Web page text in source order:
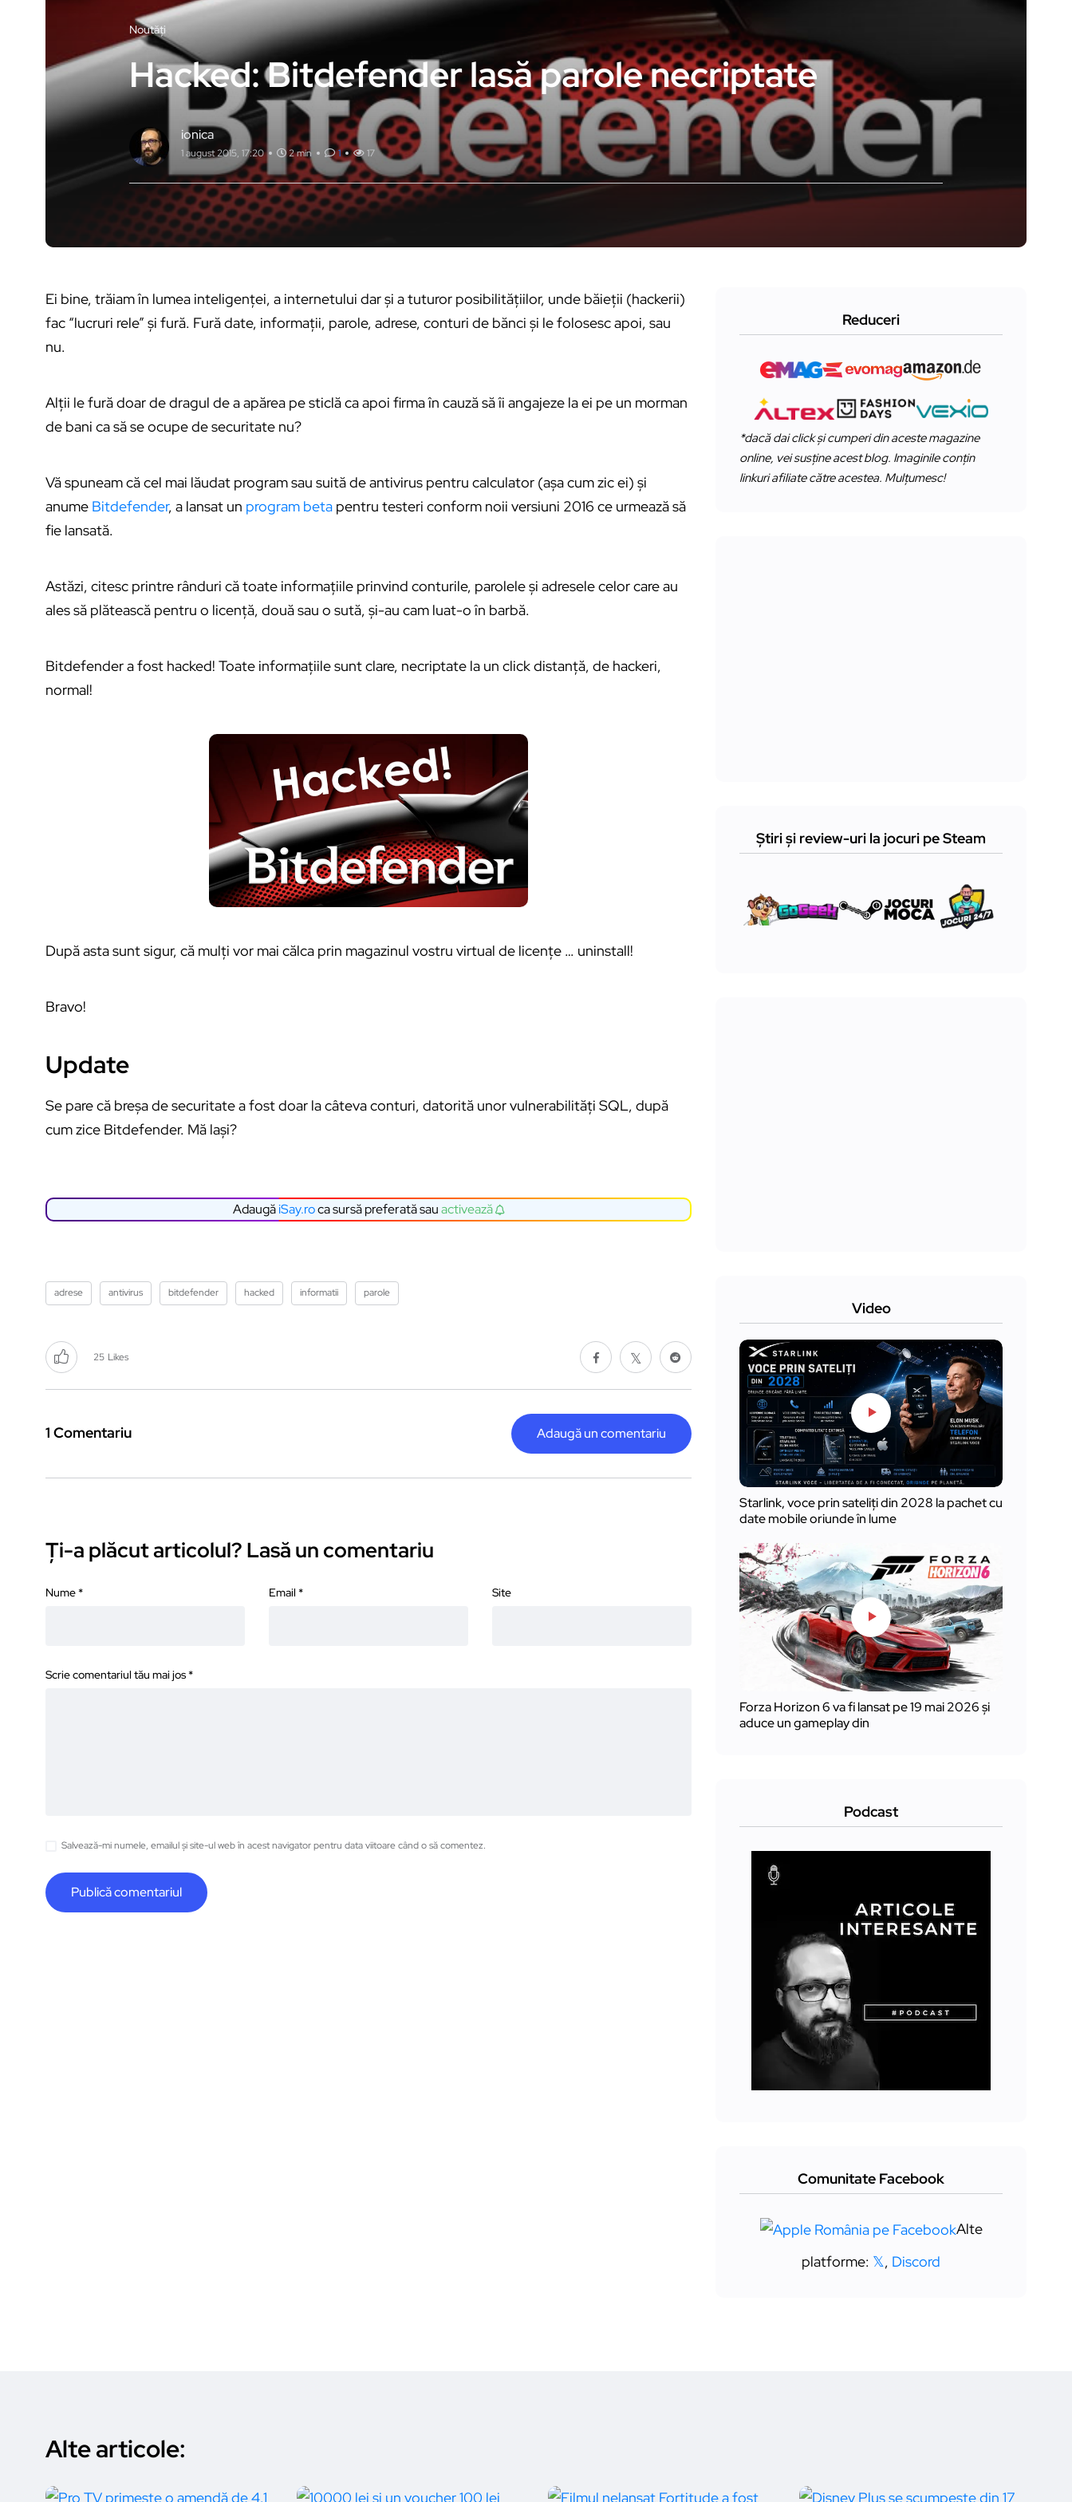
Noutăți
Hacked: Bitdefender lasă parole necriptate
ionica
1 august 2015, 17:20 2 min 1 17
Ei bine, trăiam în lumea inteligenței, a internetului dar și a tuturor posibilitățiilor, unde băieții (hackerii)
fac “lucruri rele” și fură. Fură date, informații, parole, adrese, conturi de bănci și le folosesc apoi, sau
nu.
Alții le fură doar de dragul de a apărea pe sticlă ca apoi firma în cauză să îi angajeze la ei pe un morman
de bani ca să se ocupe de securitate nu?
Vă spuneam că cel mai lăudat program sau suită de antivirus pentru calculator (așa cum zic ei) și
anume Bitdefender, a lansat un program beta pentru testeri conform noii versiuni 2016 ce urmează să
fie lansată.
Astăzi, citesc printre rânduri că toate informațiile prinvind conturile, parolele și adresele celor care au
ales să plătească pentru o licență, două sau o sută, și-au cam luat-o în barbă.
Bitdefender a fost hacked! Toate informațiile sunt clare, necriptate la un click distanță, de hackeri,
normal!
După asta sunt sigur, că mulți vor mai călca prin magazinul vostru virtual de licențe … uninstall!
Bravo!
Update
Se pare că breșa de securitate a fost doar la câteva conturi, datorită unor vulnerabilități SQL, după
cum zice Bitdefender. Mă lași?
AdaugăiSay.roca sursă preferată sauactivează
adrese antivirus bitdefender hacked informatii parole
25 Likes
1 Comentariu Adaugă un comentariu
Ți-a plăcut articolul? Lasă un comentariu
Nume * Email * Site
Scrie comentariul tău mai jos *
Salvează-mi numele, emailul și site-ul web în acest navigator pentru data viitoare când o să comentez.
Reduceri
*dacă dai click și cumperi din aceste magazine
online, vei susține acest blog. Imaginile conțin
linkuri afiliate către acestea. Mulțumesc!
Știri și review-uri la jocuri pe Steam
Video
Starlink, voce prin sateliți din 2028 la pachet cu
date mobile oriunde în lume
Forza Horizon 6 va fi lansat pe 19 mai 2026 și
aduce un gameplay din
Podcast
Comunitate Facebook
Alte
platforme: 𝕏, Discord
Alte articole: